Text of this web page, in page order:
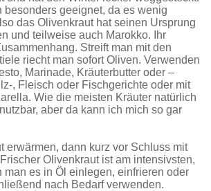
besonders geeignet, da es wenig
das Olivenkraut hat seinen Ursprung
und teilweise auch Marokko. Ihr
Streift man mit den
riecht man sofort Oliven. Verwenden
Marinade, Kräuterbutter oder –
, Fleisch oder Fischgerichte oder mit
Wie die meisten Kräuter natürlich
aber da kann ich mich so gar
erwärmen, dann kurz vor Schluss mit
Olivenkraut ist am intensivsten,
man es in Öl einlegen, einfrieren oder
nach Bedarf verwenden.